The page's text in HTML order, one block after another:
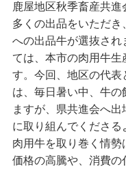
鹿屋地区秋季畜産共
多くの出品をいただ
への出品牛が選抜され
ては、本市の肉用牛生
す。今回、地区の代表
は、毎日暑い中、牛
ますが、県共進会へ
に取り組んでくださる
肉用牛を取り巻く情
価格の高騰や、消費の